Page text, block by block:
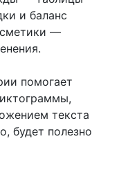
и баланс
—
помогает
текста
будет полезно